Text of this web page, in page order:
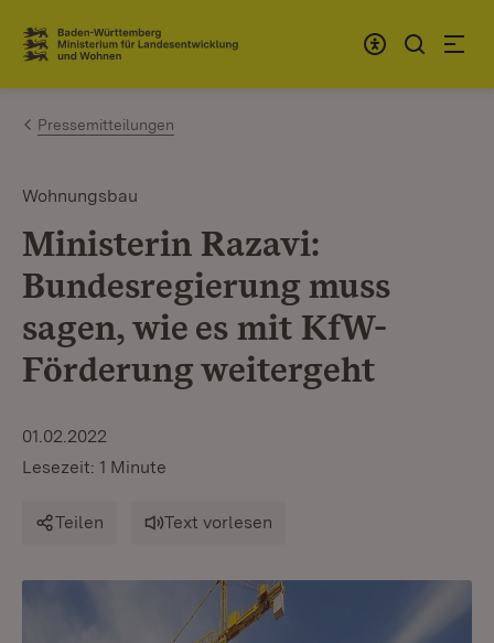
Zum Inhalt springen
Link zur Startseite
Pressemitteilungen
Wohnungsbau
Ministerin Razavi:
Bundesregierung muss
sagen, wie es mit KfW-
Förderung weitergeht
01.02.2022
Lesezeit: 1 Minute
Teilen Text vorlesen